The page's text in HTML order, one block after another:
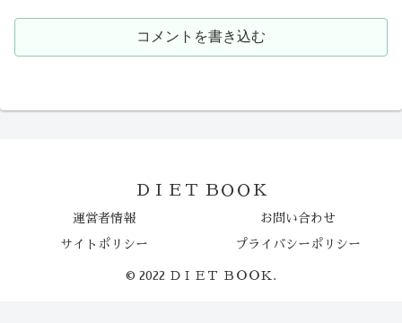
コメントを書き込む
ＤＩＥＴ ＢＯＯＫ
運営者情報 お問い合わせ
サイトポリシー プライバシーポリシー
© 2022 ＤＩＥＴ ＢＯＯＫ.